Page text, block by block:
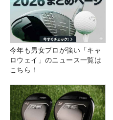
今年も男女プロが強い「キャ
ロウェイ」のニュース一覧は
こちら！